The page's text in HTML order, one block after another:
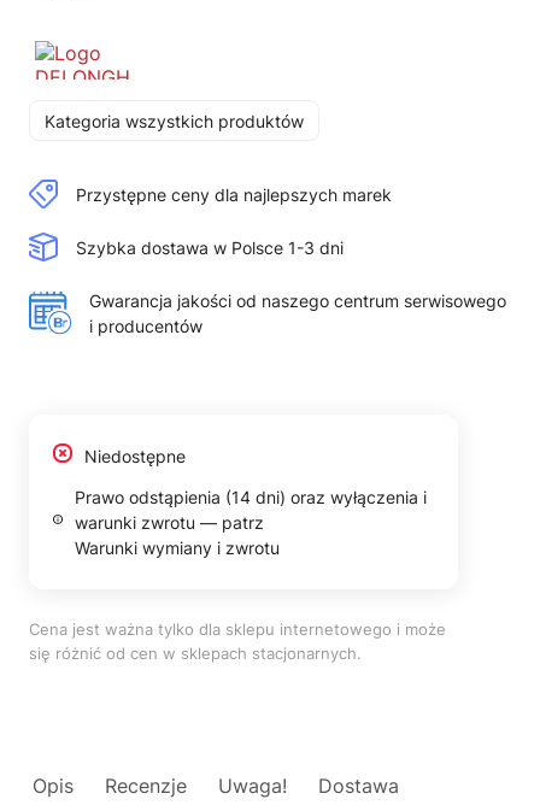
Kategoria wszystkich produktów
Przystępne ceny dla najlepszych marek
Szybka dostawa w Polsce 1-3 dni
Gwarancja jakości od naszego centrum serwisowego
i producentów
Niedostępne
Prawo odstąpienia (14 dni) oraz wyłączenia i
warunki zwrotu — patrz
Warunki wymiany i zwrotu
Cena jest ważna tylko dla sklepu internetowego i może
się różnić od cen w sklepach stacjonarnych.
Opis Recenzje Uwaga! Dostawa